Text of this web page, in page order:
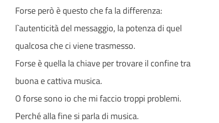
Forse però è questo che fa la differenza:
l`autenticità del messaggio, la potenza di quel
qualcosa che ci viene trasmesso.
Forse è quella la chiave per trovare il confine tra
buona e cattiva musica.
O forse sono io che mi faccio troppi problemi.
Perché alla fine si parla di musica.